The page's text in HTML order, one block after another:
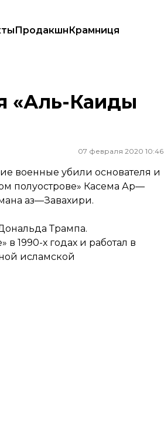
ПродакшнКрамниця
«Аль-Каиды
07 февраля 2020 10:46
военные убили основателя и
полуострове» Касема Ар—
аз—Завахири.
Трампа.
1990-х годах и работал в
исламской